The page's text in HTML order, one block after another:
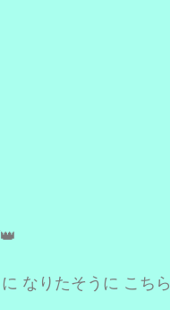
なりたそうに こちら